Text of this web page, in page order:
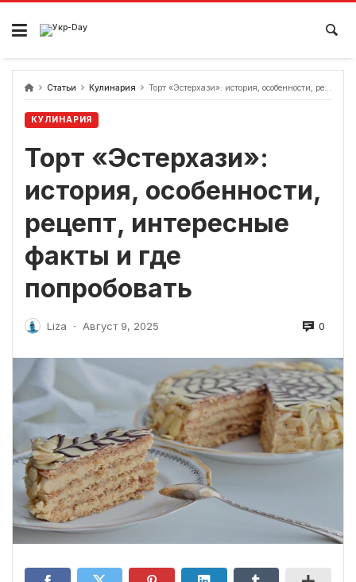
перейти
содержанию
Статьи Кулинария Торт «Эстерхази»: история, особенности, рецепт, интересные факты и где попробовать
КУЛИНАРИЯ
Торт «Эстерхази»:
история, особенности,
рецепт, интересные
факты и где
попробовать
Liza - Август 9, 2025 0